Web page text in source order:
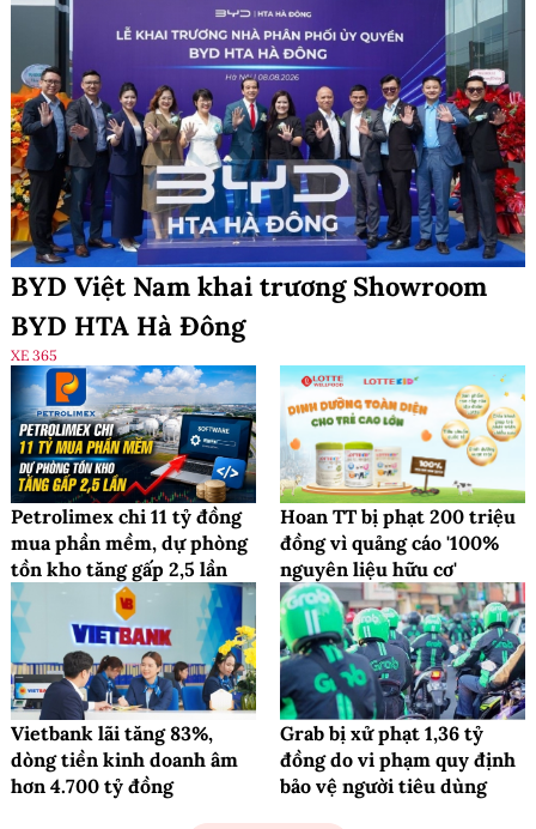
BYD Việt Nam khai trương Showroom
BYD HTA Hà Đông
XE 365
Petrolimex chi 11 tỷ đồng
mua phần mềm, dự phòng
tồn kho tăng gấp 2,5 lần
Hoan TT bị phạt 200 triệu
đồng vì quảng cáo '100%
nguyên liệu hữu cơ'
Vietbank lãi tăng 83%,
dòng tiền kinh doanh âm
hơn 4.700 tỷ đồng
Grab bị xử phạt 1,36 tỷ
đồng do vi phạm quy định
bảo vệ người tiêu dùng